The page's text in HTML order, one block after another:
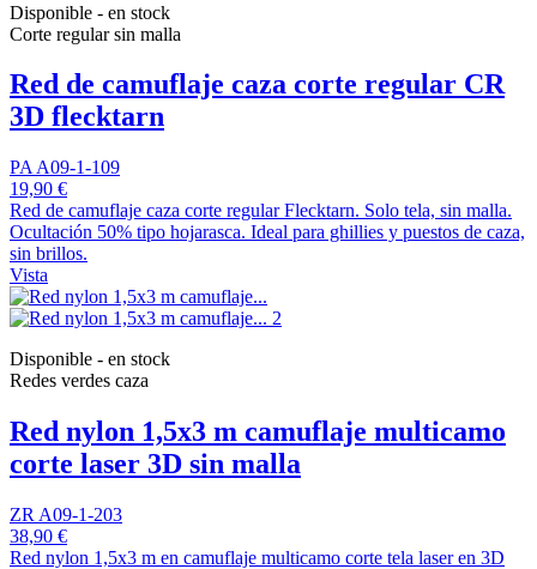
Disponible - en stock
Corte regular sin malla
Red de camuflaje caza corte regular CR
3D flecktarn
PA A09-1-109
19,90 €
Red de camuflaje caza corte regular Flecktarn. Solo tela, sin malla.
Ocultación 50% tipo hojarasca. Ideal para ghillies y puestos de caza,
sin brillos.
Vista
Disponible - en stock
Redes verdes caza
Red nylon 1,5x3 m camuflaje multicamo
corte laser 3D sin malla
ZR A09-1-203
38,90 €
Red nylon 1,5x3 m en camuflaje multicamo corte tela laser en 3D